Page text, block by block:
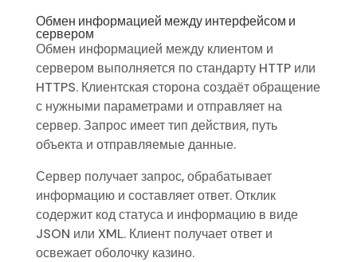
Обмен информацией между интерфейсом и
сервером
Обмен информацией между клиентом и
сервером выполняется по стандарту HTTP или
HTTPS. Клиентская сторона создаёт обращение
с нужными параметрами и отправляет на
сервер. Запрос имеет тип действия, путь
объекта и отправляемые данные.
Сервер получает запрос, обрабатывает
информацию и составляет ответ. Отклик
содержит код статуса и информацию в виде
JSON или XML. Клиент получает ответ и
освежает оболочку казино.